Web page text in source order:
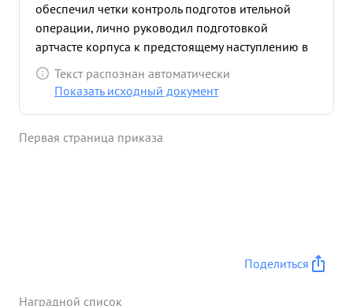
обеспечил четки контроль подготов ительной
операции, лично руководил подготовкой
артчасте корпуса к предстоящему наступлению в
ходе наступательных боев с 13 по 19.01.45г. тов.
Давидсон умело обеспе чивал непрерывную
скоплению пехоты пр-ка, обеспечил овладение
четкой слаженной работы штаба непрерывно
Текст распознан автоматически
Показать исходный документ
Первая страница приказа
Поделиться
Наградной список